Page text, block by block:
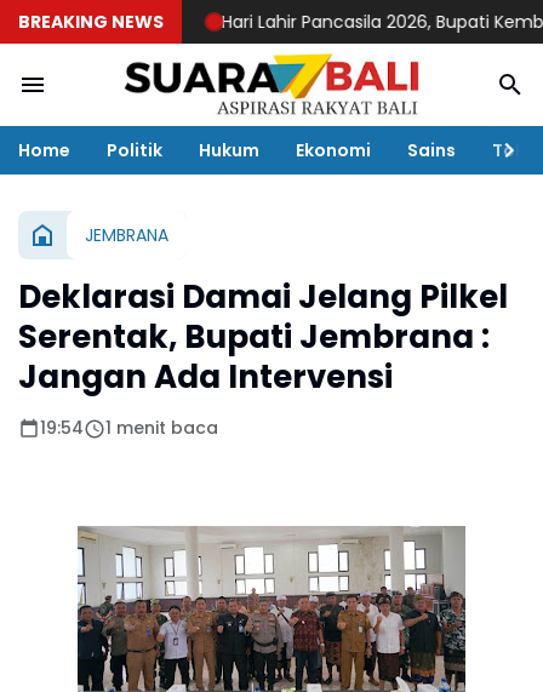
BREAKING NEWSHari Lahir Pancasila 2026, Bupati Kembang
Home Politik Hukum Ekonomi Sains
JEMBRANA
Deklarasi Damai Jelang Pilkel
Serentak, Bupati Jembrana :
Jangan Ada Intervensi
19:54 1 menit baca